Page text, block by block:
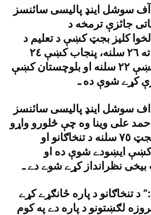
سوشل اينډ پاليسى سائنسز
جائزې ترمخه د
کليز بجټ کښې د تعليم د
پاره تر ټولو زياته ٢٦ سلنه، پنجاب کښې ٢٤
سلنه، سندهـ کښې ٢٢ سلنه او بلوچستان کښې
سوشل اينډ پاليسى سائنسز
على وينا وه چې څلورو واړو
صوبو کښې د بجټ ٧٥ سلنه د تنخاګانو او
کښې ايښودے شوې ده او
نظرانداز کړے شوے دے ـ
د تنخاګانو د پاره ځانګړے کړے
لګښتونو د پاره دے په کوم